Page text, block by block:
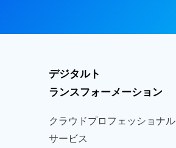
デジタルト
ランスフォーメーション
クラウドプロフェッショナル
サービス